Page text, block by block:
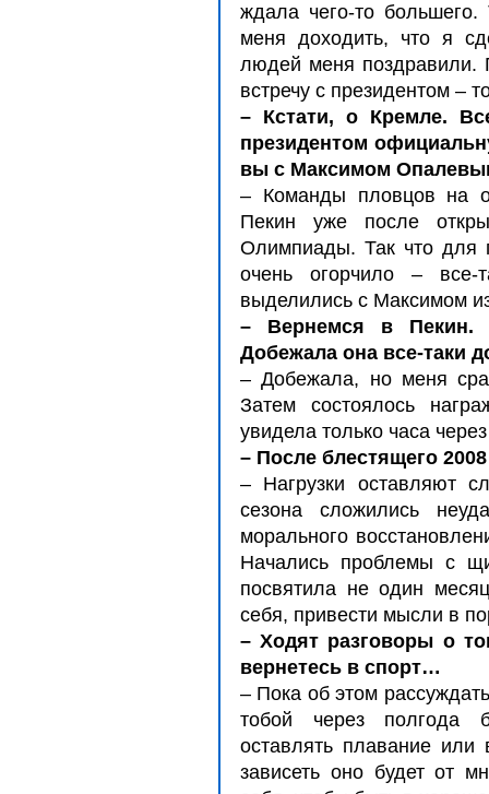
ждала чего-то
меня доходить, что я
людей меня поздравили.
встречу с президентом –
– Кстати, о Кремле.
президентом
вы с Максимом
– Команды пловцов на
Пекин уже после
Олимпиады. Так что для
очень огорчило –
выделились с Максимом
– Вернемся в Пекин.
Добежала она все-таки
– Добежала, но меня
Затем состоялось
увидела только часа
– После блестящего
– Нагрузки оставляют
сезона сложились
морального
Начались проблемы с
посвятила не один
себя, привести мысли в
– Ходят разговоры о
вернетесь в спорт…
– Пока об этом
тобой через полгода
оставлять плавание
зависеть оно будет от